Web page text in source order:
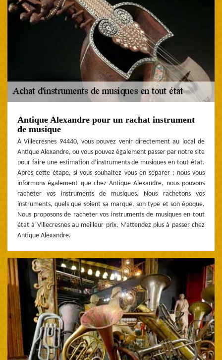
Antique Alexandre pour un rachat instrument
de musique
À Villecresnes 94440, vous pouvez venir directement au local de
Antique Alexandre, ou vous pouvez également passer par notre site
pour faire une estimation d’instruments de musiques en tout état.
Après cette étape, si vous souhaitez vous en séparer ; nous vous
informons également que chez Antique Alexandre, nous pouvons
racheter vos instruments de musiques. Nous rachetons vos
instruments, quels que soient sa marque, son type et son époque.
Nous proposons de racheter vos instruments de musiques en tout
état à Villecresnes au meilleur prix. N’attendez plus à passer chez
Antique Alexandre.